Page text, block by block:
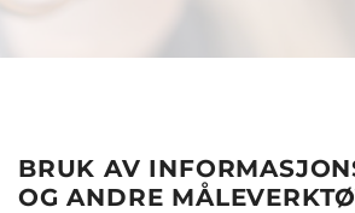
BRUK AV
OG ANDRE